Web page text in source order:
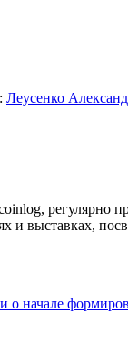
Леусенко
регулярно
и выставках,
о начале